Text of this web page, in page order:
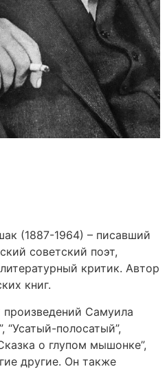
(1887-1964) – писавший
советский поэт,
критик. Автор
книг.
Самуила
полосатый”,
о глупом мышонке”,
другие. Он также